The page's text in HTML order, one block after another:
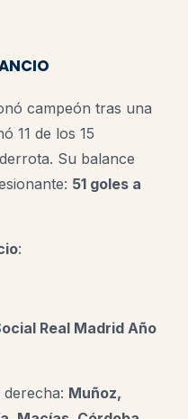
campeón tras una
11 de los 15
Su balance
51 goles a
:
Real Madrid Año
derecha: Muñoz,